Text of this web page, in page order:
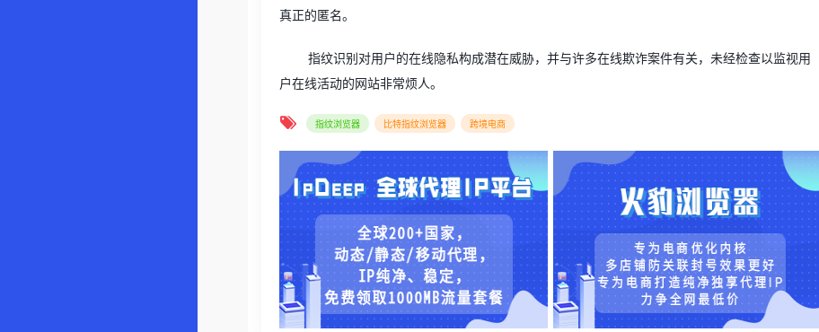
真正的匿名。
指纹识别对用户的在线隐私构成潜在威胁，并与许多在线欺诈案件有关，未经检查以监视用
户在线活动的网站非常烦人。
指纹浏览器 比特指纹浏览器 跨境电商